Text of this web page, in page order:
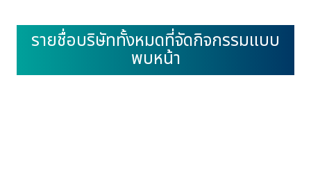
รายชื่อบริษัททั้งหมดที่จัดกิจกรรมแบบ
พบหน้า